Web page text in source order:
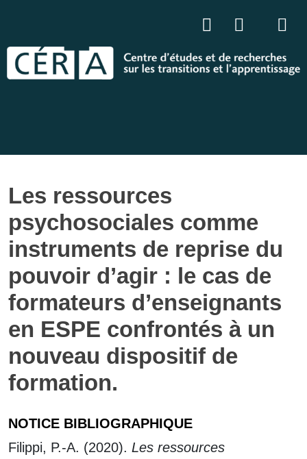
Les ressources
psychosociales comme
instruments de reprise du
pouvoir d’agir : le cas de
formateurs d’enseignants
en ESPE confrontés à un
nouveau dispositif de
formation.
NOTICE BIBLIOGRAPHIQUE
Filippi, P.-A. (2020). Les ressources